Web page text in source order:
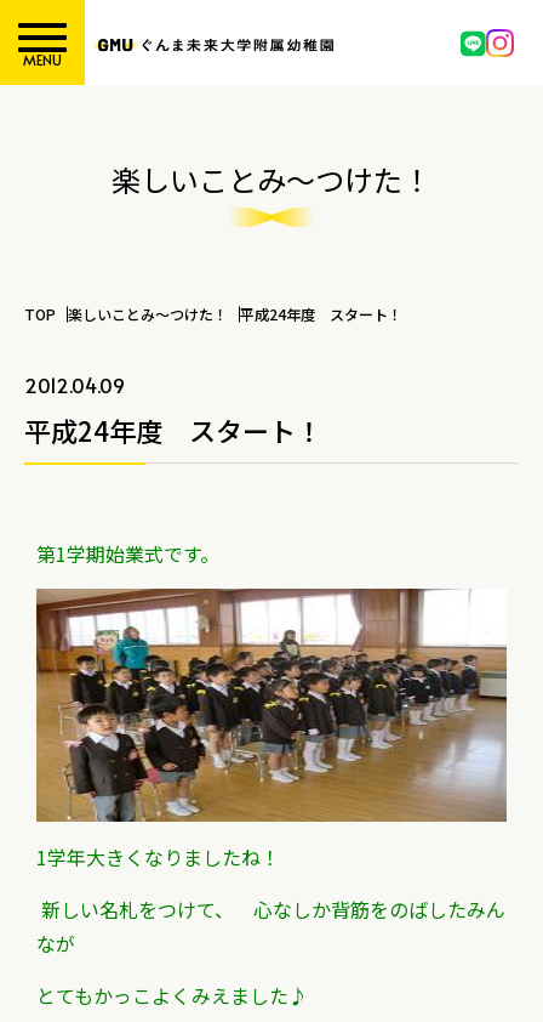
MENU
楽しいことみ～つけた！
TOP 楽しいことみ～つけた！ 平成24年度 スタート！
2012.04.09
平成24年度 スタート！
第1学期始業式です。
1学年大きくなりましたね！
新しい名札をつけて、 心なしか背筋をのばしたみん
なが
とてもかっこよくみえました♪